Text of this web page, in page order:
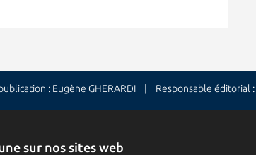
: Eugène GHERARDI | Responsable éditorial :
sur nos sites web